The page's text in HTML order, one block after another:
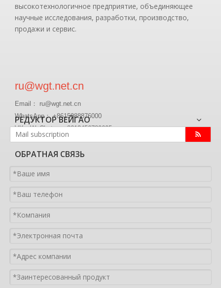
высокотехнологичное предприятие, объединяющее
научные исследования, разработки, производство,
продажи и сервис.
ru@wgt.net.cn
Email： ru@wgt.net.cn
WhatsApp： +8615988876000
VK、WeChat ： +8613456789605
РЕДУКТОР ВЕЙГАО
ОБРАТНАЯ СВЯЗЬ